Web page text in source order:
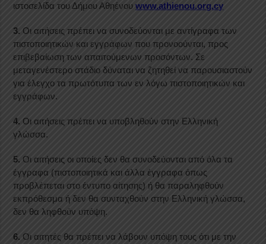
ιστοσελίδα του Δήμου Αθηένουwww.athienou.org.cy
3. Οι αιτήσεις πρέπει να συνοδεύονται με αντίγραφα των
πιστοποιητικών και εγγράφων που προνοούνται, προς
επιβεβαίωση των απαιτούμενων προσόντων. Σε
μεταγενέστερο στάδιο δύναται να ζητηθεί να παρουσιαστούν
για έλεγχο τα πρωτότυπα των εν λόγω πιστοποιητικών και
εγγράφων.
4. Οι αιτήσεις πρέπει να υποβληθούν στην Ελληνική
γλώσσα.
5. Οι αιτήσεις οι οποίες δεν θα συνοδεύονται από όλα τα
έγγραφα (πιστοποιητικά και άλλα έγγραφα όπως
προβλέπεται στο έντυπο αίτησης) ή θα παραληφθούν
εκπρόθεσμα ή δεν θα συνταχθούν στην Ελληνική γλώσσα,
δεν θα ληφθούν υπόψη.
6. Οι αιτητές θα πρέπει να λάβουν υπόψη τους ότι με την